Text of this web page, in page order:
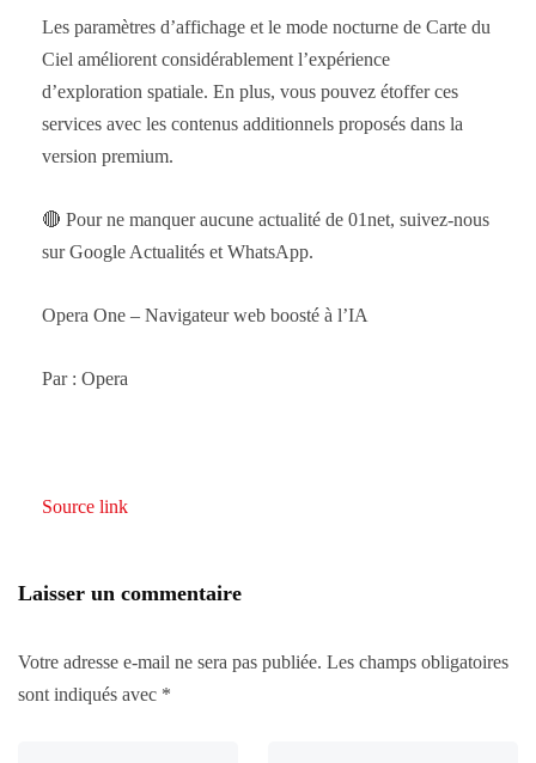
Les paramètres d’affichage et le mode nocturne de Carte du
Ciel améliorent considérablement l’expérience
d’exploration spatiale. En plus, vous pouvez étoffer ces
services avec les contenus additionnels proposés dans la
version premium.
🔴 Pour ne manquer aucune actualité de 01net, suivez-nous
sur Google Actualités et WhatsApp.
Opera One – Navigateur web boosté à l’IA
Par : Opera
Source link
Laisser un commentaire
Votre adresse e-mail ne sera pas publiée. Les champs obligatoires
sont indiqués avec *